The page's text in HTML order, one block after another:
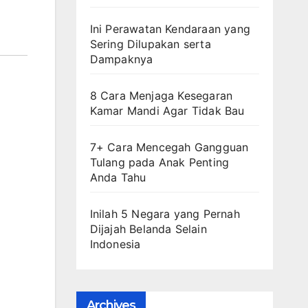
Ini Perawatan Kendaraan yang
Sering Dilupakan serta
Dampaknya
8 Cara Menjaga Kesegaran
Kamar Mandi Agar Tidak Bau
7+ Cara Mencegah Gangguan
Tulang pada Anak Penting
Anda Tahu
Inilah 5 Negara yang Pernah
Dijajah Belanda Selain
Indonesia